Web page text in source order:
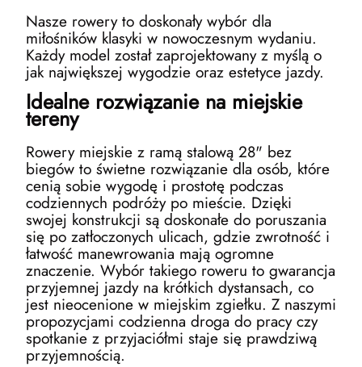
Nasze rowery to doskonały wybór dla
miłośników klasyki w nowoczesnym wydaniu.
Każdy model został zaprojektowany z myślą o
jak największej wygodzie oraz estetyce jazdy.
Idealne rozwiązanie na miejskie
tereny
Rowery miejskie z ramą stalową 28" bez
biegów to świetne rozwiązanie dla osób, które
cenią sobie wygodę i prostotę podczas
codziennych podróży po mieście. Dzięki
swojej konstrukcji są doskonałe do poruszania
się po zatłoczonych ulicach, gdzie zwrotność i
łatwość manewrowania mają ogromne
znaczenie. Wybór takiego roweru to gwarancja
przyjemnej jazdy na krótkich dystansach, co
jest nieocenione w miejskim zgiełku. Z naszymi
propozycjami codzienna droga do pracy czy
spotkanie z przyjaciółmi staje się prawdziwą
przyjemnością.